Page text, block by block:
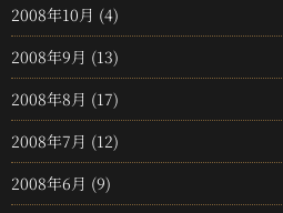
2008年10月 (4)
2008年9月 (13)
2008年8月 (17)
2008年7月 (12)
2008年6月 (9)